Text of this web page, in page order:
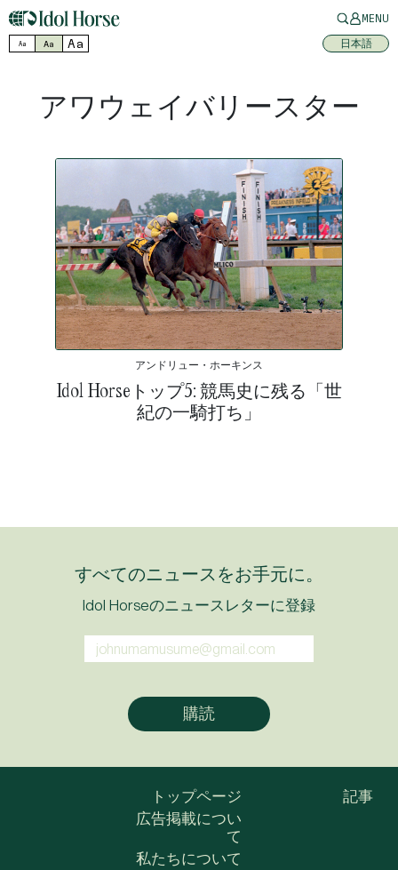
MENU
Aa Aa Aa 日本語
アワウェイバリースター
アンドリュー・ホーキンス
Idol Horseトップ5: 競馬史に残る「世
紀の一騎打ち」
すべてのニュースをお手元に。
Idol Horseのニュースレターに登録
トップページ
広告掲載につい
て
私たちについて
記事